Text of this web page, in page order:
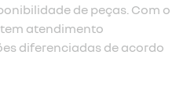
de peças. Com o
tem atendimento
diferenciadas de acordo